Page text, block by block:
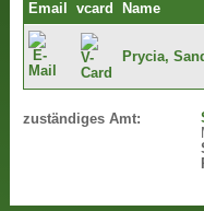
Email vcard Name
Prycia,
zuständiges Amt: